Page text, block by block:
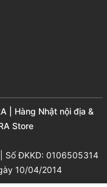
| Hàng Nhật nội địa &
Store
Số ĐKKD: 0106505314
10/04/2014